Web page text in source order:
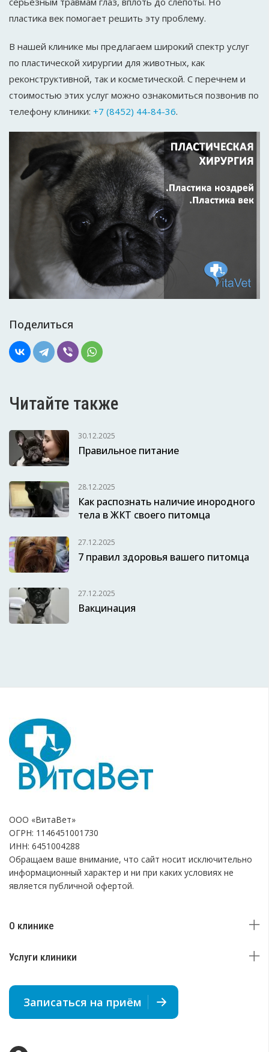
пластика век помогает решить эту проблему.
В нашей клинике мы предлагаем широкий спектр услуг
по пластической хирургии для животных, как
реконструктивной, так и косметической. С перечнем и
стоимостью этих услуг можно ознакомиться позвонив по
телефону клиники: +7 (8452) 44-84-36.
Поделиться
Читайте также
30.12.2025
Правильное питание
28.12.2025
Как распознать наличие инородного
тела в ЖКТ своего питомца
27.12.2025
7 правил здоровья вашего питомца
27.12.2025
Вакцинация
ООО «ВитаВет»
ОГРН: 1146451001730
ИНН: 6451004288
Обращаем ваше внимание, что сайт носит исключительно
информационный характер и ни при каких условиях не
является публичной офертой.
О клинике
Услуги клиники
Записаться на приём